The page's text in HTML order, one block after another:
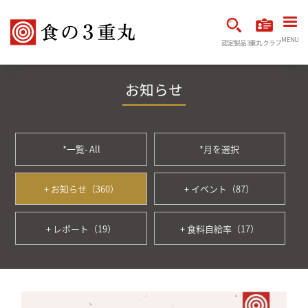
認定製品3重丸クラブMENU
お知らせ
*一覧- All *月を選択
+ お知らせ（360） + イベント（87）
+ レポート（19） + 食料自給率（17）